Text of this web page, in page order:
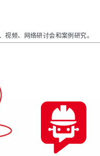
频、网络研讨会和案例研究。